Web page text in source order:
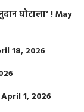
घोटाला’ !May
18, 2026
April 1, 2026